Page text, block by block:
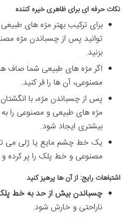
نکات حرفه ای برای ظاهری خیره کننده
برای ترکیب بهتر مژه های
توانید پس از چسباندن مژه
بزنید.
اگر مژه های طبیعی شما صاف
مصنوعی، آن ها را فر کنید.
پس از چسباندن مژه، با
مژه های طبیعی و مصنوعی را
بیشتری ایجاد شود.
یک خط چشم مایع یا ژلی می
مصنوعی و خط پلک را پر کرده
اشتباهات رایج: از آن ها پرهیز کنید
چسباندن بیش از حد به خط
ناراحتی و خارش شود.